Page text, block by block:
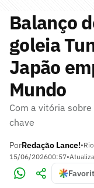
Balanço
goleia
Japão
Mundo
Com a vitória
chave
PorRedação Lance!•
15/06/202600:57•